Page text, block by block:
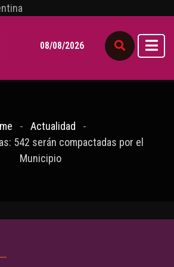
08/08/2026
Actualidad
542 serán compactadas por el
Municipio